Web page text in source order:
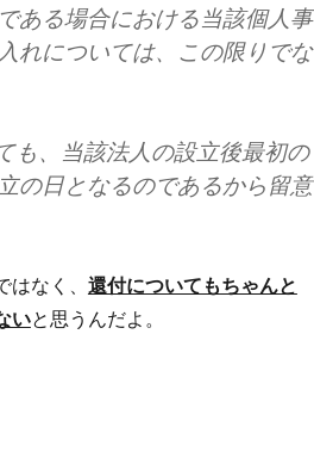
ある場合における当該個人事
れについては、この限りでな
、当該法人の設立後最初の
の日となるのであるから留意
なく、 還付についてもちゃんと
いと思うんだよ。